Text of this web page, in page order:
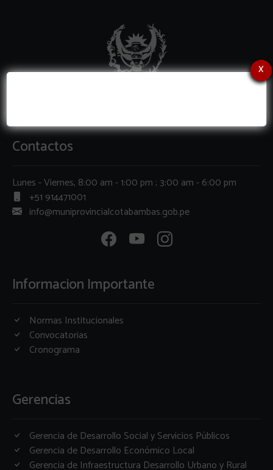
x
Contactos
Lunes - Viernes, 8:00 am - 1:00 pm ; 3:00 am - 6:00 pm
+51 914471001
info@muniprovincialcotabambas.gob.pe
Informacion Importante
Normas Institucionales
Convocatorias
Cronograma
Gerencias
Gerencia de Desarrollo Social y Servicios Públicos
Gerencia de Desarrollo Económico Local
Gerencia de Infraestructura Desarrollo Urbano y Rural